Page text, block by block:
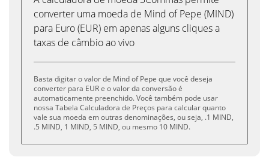
converter uma moeda de Mind of Pepe (MIND)
para Euro (EUR) em apenas alguns cliques a
taxas de câmbio ao vivo
Basta digitar o valor de Mind of Pepe que você deseja
converter para EUR e o valor da conversão é
automaticamente preenchido. Você também pode usar
nossa Tabela Calculadora de Preços para calcular quanto
vale sua moeda em outras denominações, ou seja, .1 MIND,
.5 MIND, 1 MIND, 5 MIND, ou mesmo 10 MIND.